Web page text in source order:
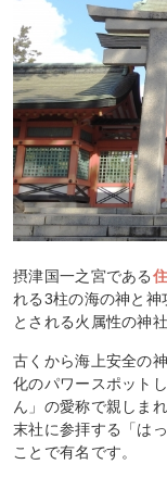
摂津国一之宮である
れる3柱の海の神と
とされる火属性の神社
古くから海上安全の
化のパワースポット
ん」の愛称で親しま
末社に参拝する「は
ことで有名です。